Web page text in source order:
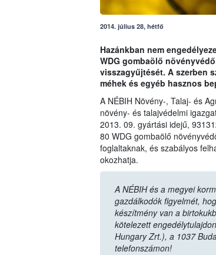
2014. július 28, hétfő
Hazánkban nem
WDG gombaölő
visszagyűjtését. A szerben
méhek és egyéb hasznos
A NÉBIH Növény-, Talaj- és
növény- és talajvédelmi
2013. 09. gyártási idejű,
80 WDG gombaölő
foglaltaknak, és szabályos
okozhatja.
A NÉBIH és a megyei
gazdálkodók figyelmét,
készítmény van a
kötelezett
Hungary Zrt.), a 1037
telefonszámon!